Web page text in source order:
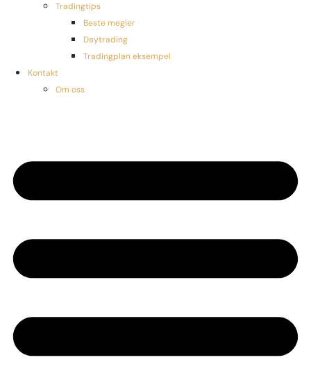
Tradingtips
Beste megler
Daytrading
Tradingplan eksempel
Kontakt
Om oss